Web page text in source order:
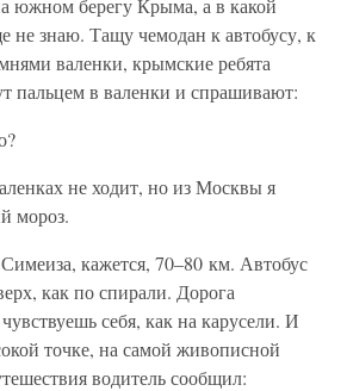
южном берегу Крыма, а в какой
не знаю. Тащу чемодан к автобусу, к
валенки, крымские ребята
пальцем в валенки и спрашивают:
не ходит, но из Москвы я
мороз.
кажется, 70–80 км. Автобус
как по спирали. Дорога
себя, как на карусели. И
точке, на самой живописной
водитель сообщил: